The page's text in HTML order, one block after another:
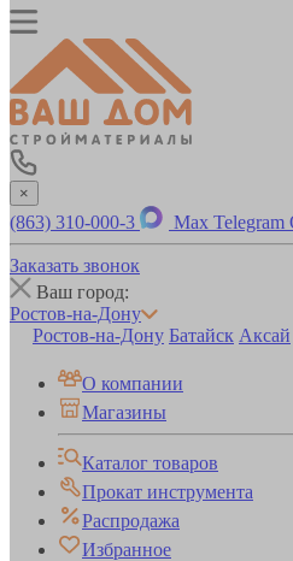
×
(863) 310-000-3 Max Telegram
Заказать звонок
Ваш город:
Ростов-на-Дону
Ростов-на-Дону Батайск Аксай
О компании
Магазины
Каталог товаров
Прокат инструмента
Распродажа
Избранное